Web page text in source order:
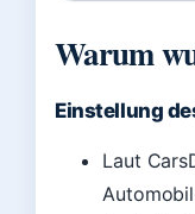
Warum
Einstellung
Laut